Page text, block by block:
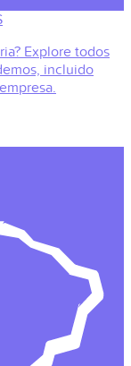
Explore todos
incluido